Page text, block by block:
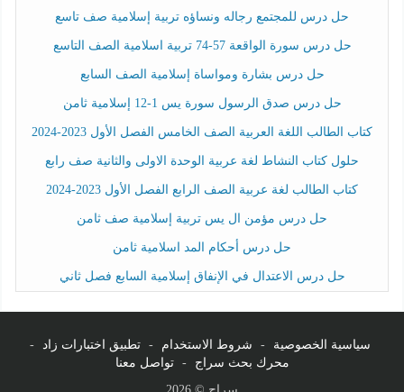
حل درس للمجتمع رجاله ونساؤه تربية إسلامية صف تاسع
حل درس سورة الواقعة 57-74 تربية اسلامية الصف التاسع
حل درس بشارة ومواساة إسلامية الصف السابع
حل درس صدق الرسول سورة يس 1-12 إسلامية ثامن
كتاب الطالب اللغة العربية الصف الخامس الفصل الأول 2023-2024
حلول كتاب النشاط لغة عربية الوحدة الاولى والثانية صف رابع
كتاب الطالب لغة عربية الصف الرابع الفصل الأول 2023-2024
حل درس مؤمن ال يس تربية إسلامية صف ثامن
حل درس أحكام المد اسلامية ثامن
حل درس الاعتدال في الإنفاق إسلامية السابع فصل ثاني
سياسية الخصوصية - شروط الاستخدام - تطبيق اختبارات زاد
-
محرك بحث سراج
-
تواصل معنا